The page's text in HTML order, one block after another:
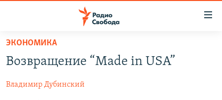
упрощенного
доступа
ПОДКАСТЫ
АВТОРСКИЕ ПРОЕКТЫ
ЭКОНОМИКА
Возвращение “Made in USA”
Владимир Дубинский